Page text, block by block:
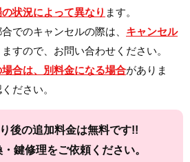
状況によって異なり ます。
でのキャンセルの際は、 キャンセル
すので、お問い合わせください。
合は、別料金になる場合がありま
ださい。
後の追加料金は無料です!!
鍵修理をご依頼ください。